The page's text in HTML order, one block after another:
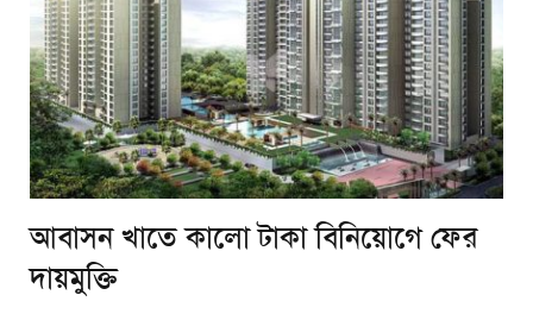
আবাসন খাতে কালো টাকা বিনিয়োগে ফের
দায়মুক্তি